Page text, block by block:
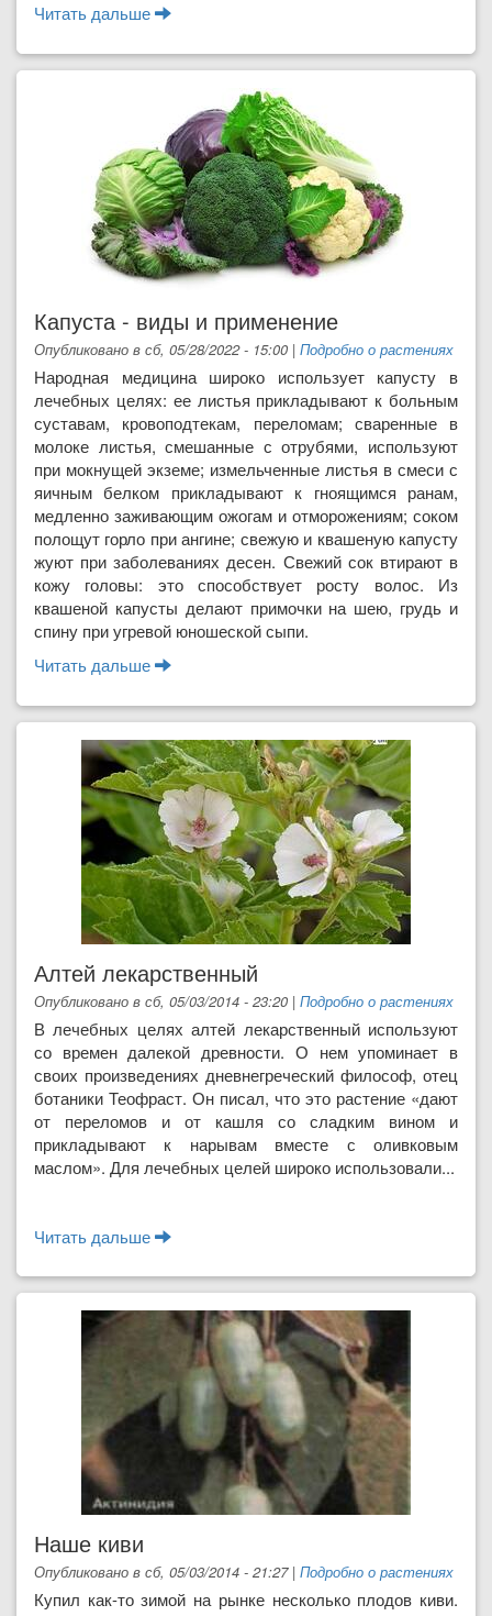
Читать дальше
Капуста - виды и применение
Опубликовано в сб, 05/28/2022 - 15:00 | Подробно о растениях
Народная медицина широко использует капусту в
лечебных целях: ее листья прикладывают к больным
суставам, кровоподтекам, переломам; сваренные в
молоке листья, смешанные с отрубями, используют
при мокнущей экземе; измельченные листья в смеси с
яичным белком прикладывают к гноящимся ранам,
медленно заживающим ожогам и отморожениям; соком
полощут горло при ангине; свежую и квашеную капусту
жуют при заболеваниях десен. Свежий сок втирают в
кожу головы: это способствует росту волос. Из
квашеной капусты делают примочки на шею, грудь и
спину при угревой юношеской сыпи.
Читать дальше
Алтей лекарственный
Опубликовано в сб, 05/03/2014 - 23:20 | Подробно о растениях
В лечебных целях алтей лекарственный используют
со времен далекой древности. О нем упоминает в
своих произведениях дневнегреческий философ, отец
ботаники Теофраст. Он писал, что это растение «дают
от переломов и от кашля со сладким вином и
прикладывают к нарывам вместе с оливковым
маслом». Для лечебных целей широко использовали...
Читать дальше
Наше киви
Опубликовано в сб, 05/03/2014 - 21:27| Подробно о растениях
Купил как-то зимой на рынке несколько плодов киви.